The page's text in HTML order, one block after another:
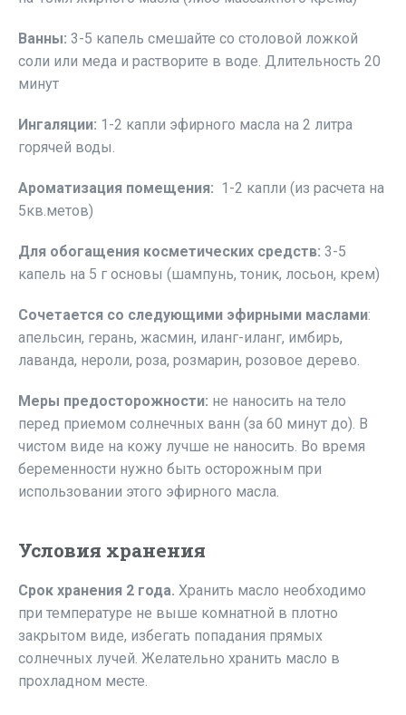
Ванны: 3-5 капель смешайте со столовой ложкой
соли или меда и растворите в воде. Длительность 20
минут
Ингаляции: 1-2 капли эфирного масла на 2 литра
горячей воды.
Ароматизация помещения: 1-2 капли (из расчета на
5кв.метов)
Для обогащения косметических средств: 3-5
капель на 5 г основы (шампунь, тоник, лосьон, крем)
Сочетается со следующими эфирными маслами:
апельсин, герань, жасмин, иланг-иланг, имбирь,
лаванда, нероли, роза, розмарин, розовое дерево.
Меры предосторожности: не наносить на тело
перед приемом солнечных ванн (за 60 минут до). В
чистом виде на кожу лучше не наносить. Во время
беременности нужно быть осторожным при
использовании этого эфирного масла.
Условия хранения
Срок хранения 2 года. Хранить масло необходимо
при температуре не выше комнатной в плотно
закрытом виде, избегать попадания прямых
солнечных лучей. Желательно хранить масло в
прохладном месте.